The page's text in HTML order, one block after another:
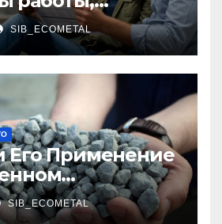
и
риски
SIB_ECOMETAL
Его Применение
SIB_ECOMETAL